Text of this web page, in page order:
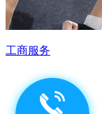
工商服务